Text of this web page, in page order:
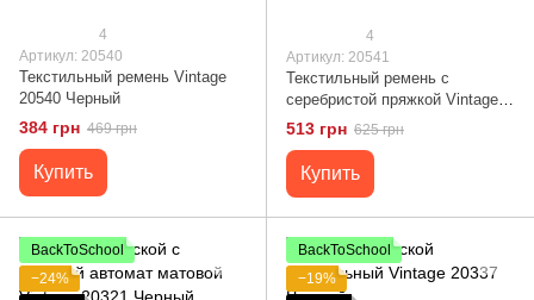
4
Артикул: 20540
Текстильный ремень Vintage
20540 Черный
384 грн 469 грн
Купить
4
Артикул: 20541
Текстильный ремень с
серебристой пряжкой Vintage
20541 Черный
513 грн 625 грн
Купить
BackToSchool
−24%
BackToSchool
−19%